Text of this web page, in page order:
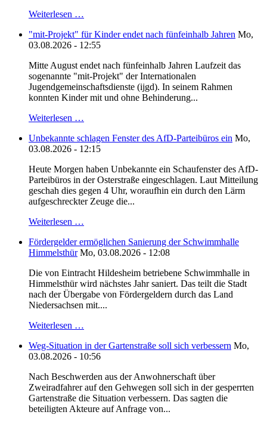
Weiterlesen …
"mit-Projekt" für Kinder endet nach fünfeinhalb Jahren Mo,
03.08.2026 - 12:55
Mitte August endet nach fünfeinhalb Jahren Laufzeit das
sogenannte "mit-Projekt" der Internationalen
Jugendgemeinschaftsdienste (ijgd). In seinem Rahmen
konnten Kinder mit und ohne Behinderung...
Weiterlesen …
Unbekannte schlagen Fenster des AfD-Parteibüros ein Mo,
03.08.2026 - 12:15
Heute Morgen haben Unbekannte ein Schaufenster des AfD-
Parteibüros in der Osterstraße eingeschlagen. Laut Mitteilung
geschah dies gegen 4 Uhr, woraufhin ein durch den Lärm
aufgeschreckter Zeuge die...
Weiterlesen …
Fördergelder ermöglichen Sanierung der Schwimmhalle
Himmelsthür Mo, 03.08.2026 - 12:08
Die von Eintracht Hildesheim betriebene Schwimmhalle in
Himmelsthür wird nächstes Jahr saniert. Das teilt die Stadt
nach der Übergabe von Fördergeldern durch das Land
Niedersachsen mit....
Weiterlesen …
Weg-Situation in der Gartenstraße soll sich verbessern Mo,
03.08.2026 - 10:56
Nach Beschwerden aus der Anwohnerschaft über
Zweiradfahrer auf den Gehwegen soll sich in der gesperrten
Gartenstraße die Situation verbessern. Das sagten die
beteiligten Akteure auf Anfrage von...